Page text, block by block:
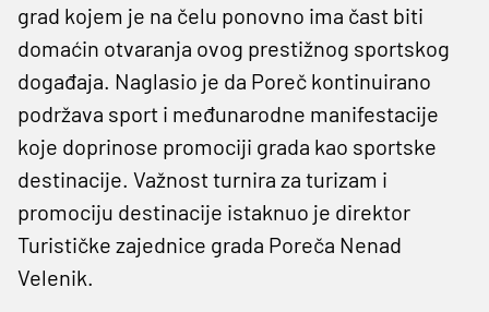
grad kojem je na čelu ponovno ima čast biti
domaćin otvaranja ovog prestižnog sportskog
događaja. Naglasio je da Poreč kontinuirano
podržava sport i međunarodne manifestacije
koje doprinose promociji grada kao sportske
destinacije. Važnost turnira za turizam i
promociju destinacije istaknuo je direktor
Turističke zajednice grada Poreča Nenad
Velenik.